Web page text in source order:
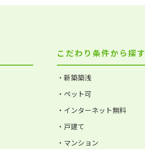
こだわり条件から探す
・新築築浅
・ペット可
・インターネット無料
・戸建て
・マンション